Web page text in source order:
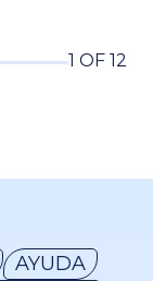
1 OF 12
AYUDA